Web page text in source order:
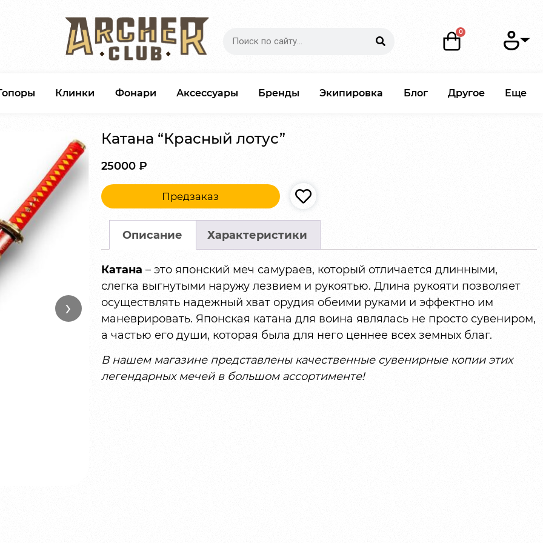
Клинки Фонари Аксессуары Бренды Экипировка Блог Другое Еще
›
Катана “Красный лотус”
25000 ₽
Предзаказ
Описание Характеристики
Катана – это японский меч самураев, который отличается длинными,
слегка выгнутыми наружу лезвием и рукоятью. Длина рукояти позволяет
осуществлять надежный хват орудия обеими руками и эффектно им
маневрировать. Японская катана для воина являлась не просто сувениром,
а частью его души, которая была для него ценнее всех земных благ.
В нашем магазине представлены качественные сувенирные копии этих
легендарных мечей в большом ассортименте!